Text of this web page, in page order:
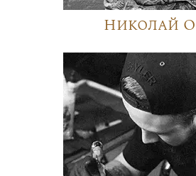
Николай